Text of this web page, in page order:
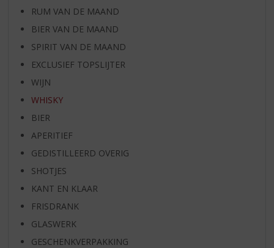
RUM VAN DE MAAND
BIER VAN DE MAAND
SPIRIT VAN DE MAAND
EXCLUSIEF TOPSLIJTER
WIJN
WHISKY
BIER
APERITIEF
GEDISTILLEERD OVERIG
SHOTJES
KANT EN KLAAR
FRISDRANK
GLASWERK
GESCHENKVERPAKKING